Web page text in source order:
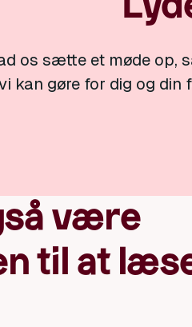
os sætte et møde op,
kan gøre for dig og din
være
til at